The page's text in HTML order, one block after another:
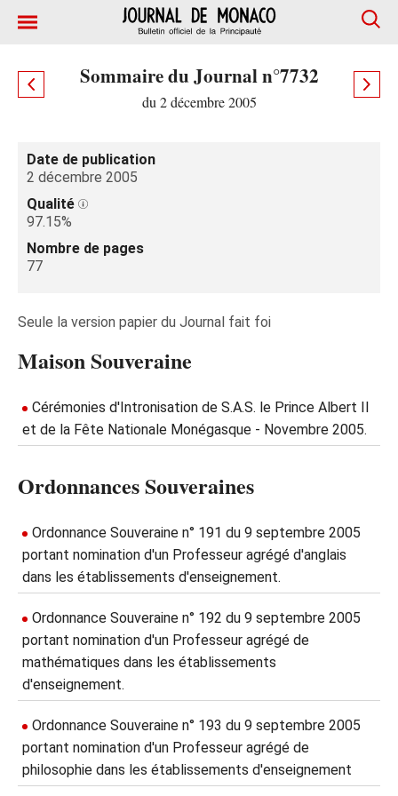
Sommaire du Journal n°7732
du 2 décembre 2005
Date de publication
2 décembre 2005
Qualité
97.15%
Nombre de pages
77
Seule la version papier du Journal fait foi
Maison Souveraine
Cérémonies d'Intronisation de S.A.S. le Prince Albert II
et de la Fête Nationale Monégasque - Novembre 2005.
Ordonnances Souveraines
Ordonnance Souveraine n° 191 du 9 septembre 2005
portant nomination d'un Professeur agrégé d'anglais
dans les établissements d'enseignement.
Ordonnance Souveraine n° 192 du 9 septembre 2005
portant nomination d'un Professeur agrégé de
mathématiques dans les établissements
d'enseignement.
Ordonnance Souveraine n° 193 du 9 septembre 2005
portant nomination d'un Professeur agrégé de
philosophie dans les établissements d'enseignement